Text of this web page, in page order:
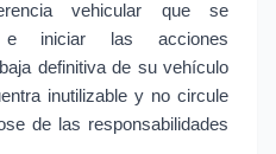
vehicular que se
e iniciar las acciones
definitiva de su vehículo
inutilizable y no circule
de las responsabilidades